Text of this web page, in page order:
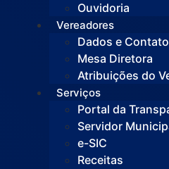
Ouvidoria
Vereadores
Dados e
Mesa Diretora
Atribuições do
Serviços
Portal da
Servidor
e-SIC
Receitas